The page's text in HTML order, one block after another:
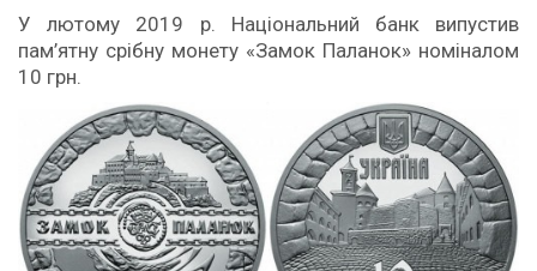
У лютому 2019 р. Національний банк випустив
пам’ятну срібну монету «Замок Паланок» номіналом
10 грн.